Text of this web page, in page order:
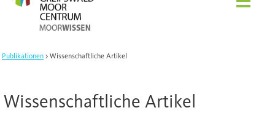
Publikationen Wissenschaftliche Artikel
Wissenschaftliche Artikel